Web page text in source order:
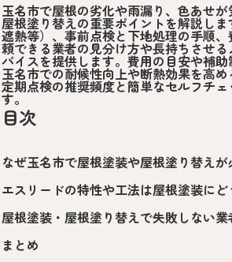
玉名市で屋根の劣化や雨漏り、色あせ
屋根塗り替えの重要ポイントを解説し
遮熱等）、事前点検と下地処理の手順
頼できる業者の見分け方や長持ちさせ
バイスを提供します。費用の目安や補
玉名市での耐候性向上や断熱効果を高
定期点検の推奨頻度と簡単なセルフチ
す。
目次
なぜ玉名市で屋根塗装や屋根塗り替えが
エスリードの特性や工法は屋根塗装にど
屋根塗装・屋根塗り替えで失敗しない業
まとめ